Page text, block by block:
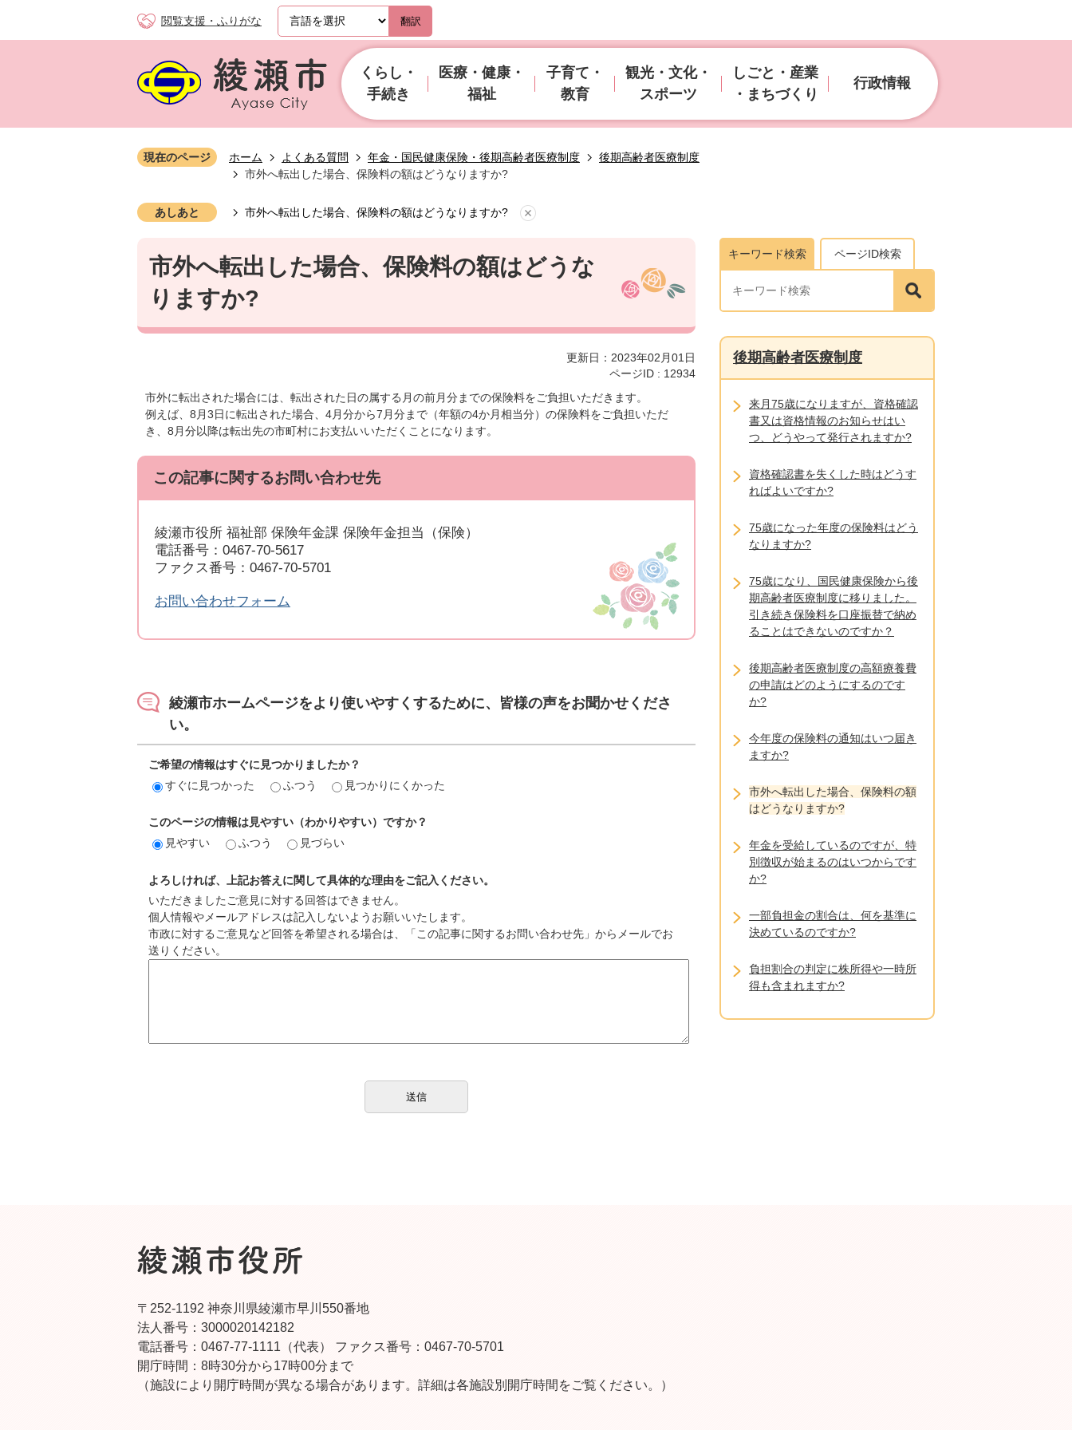
閲覧支援・ふりがな 翻訳
くらし・
手続き
医療・健康・
福祉
子育て・
教育
観光・文化・
スポーツ
しごと・産業
・まちづくり
行政情報
現在のページ ホーム よくある質問 年金・国民健康保険・後期高齢者医療制度
後期高齢者医療制度
市外へ転出した場合、保険料の額はどうなりますか?
あしあと 市外へ転出した場合、保険料の額はどうなりますか?
市外へ転出した場合、保険料の額はどうな
りますか?
更新日：2023年02月01日
ページID : 12934
市外に転出された場合には、転出された日の属する月の前月分までの保険料をご負担いただきます。
例えば、8月3日に転出された場合、4月分から7月分まで（年額の4か月相当分）の保険料をご負担いただ
き、8月分以降は転出先の市町村にお支払いいただくことになります。
この記事に関するお問い合わせ先
綾瀬市役所 福祉部 保険年金課 保険年金担当（保険）
電話番号：0467-70-5617
ファクス番号：0467-70-5701
お問い合わせフォーム
綾瀬市ホームページをより使いやすくするために、皆様の声をお聞かせくださ
い。
ご希望の情報はすぐに見つかりましたか？
すぐに見つかった
ふつう 見つかりにくかった
このページの情報は見やすい（わかりやすい）ですか？
見やすい
ふつう 見づらい
よろしければ、上記お答えに関して具体的な理由をご記入ください。
いただきましたご意見に対する回答はできません。
個人情報やメールアドレスは記入しないようお願いいたします。
市政に対するご意見など回答を希望される場合は、「この記事に関するお問い合わせ先」からメールでお
送りください。
キーワード検索 ページID検索
後期高齢者医療制度
来月75歳になりますが、資格確認
書又は資格情報のお知らせはい
つ、どうやって発行されますか?
資格確認書を失くした時はどうす
ればよいですか?
75歳になった年度の保険料はどう
なりますか?
75歳になり、国民健康保険から後
期高齢者医療制度に移りました。
引き続き保険料を口座振替で納め
ることはできないのですか？
後期高齢者医療制度の高額療養費
の申請はどのようにするのです
か?
今年度の保険料の通知はいつ届き
ますか?
市外へ転出した場合、保険料の額
はどうなりますか?
年金を受給しているのですが、特
別徴収が始まるのはいつからです
か?
一部負担金の割合は、何を基準に
決めているのですか?
負担割合の判定に株所得や一時所
得も含まれますか?
〒252-1192 神奈川県綾瀬市早川550番地
法人番号：3000020142182
電話番号：0467-77-1111（代表） ファクス番号：0467-70-5701
開庁時間：8時30分から17時00分まで
（施設により開庁時間が異なる場合があります。詳細は各施設別開庁時間をご覧ください。）